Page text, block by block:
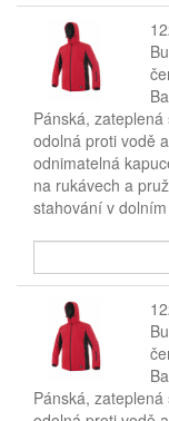
Pánská,
odolná proti vodě
odnimatelná
na rukávech a
stahování v
Pánská,